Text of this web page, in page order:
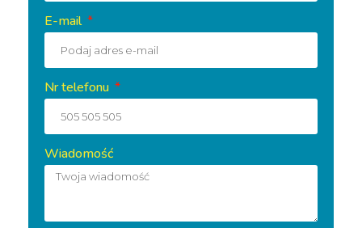
E-mail
Nr telefonu
Wiadomość